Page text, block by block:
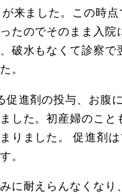
来ました。この時
たのでそのまま入
破水もなくて診察
。
促進剤の投与、お腹
した。初産婦のこ
りました。 促進剤
。
に耐えらんなくな